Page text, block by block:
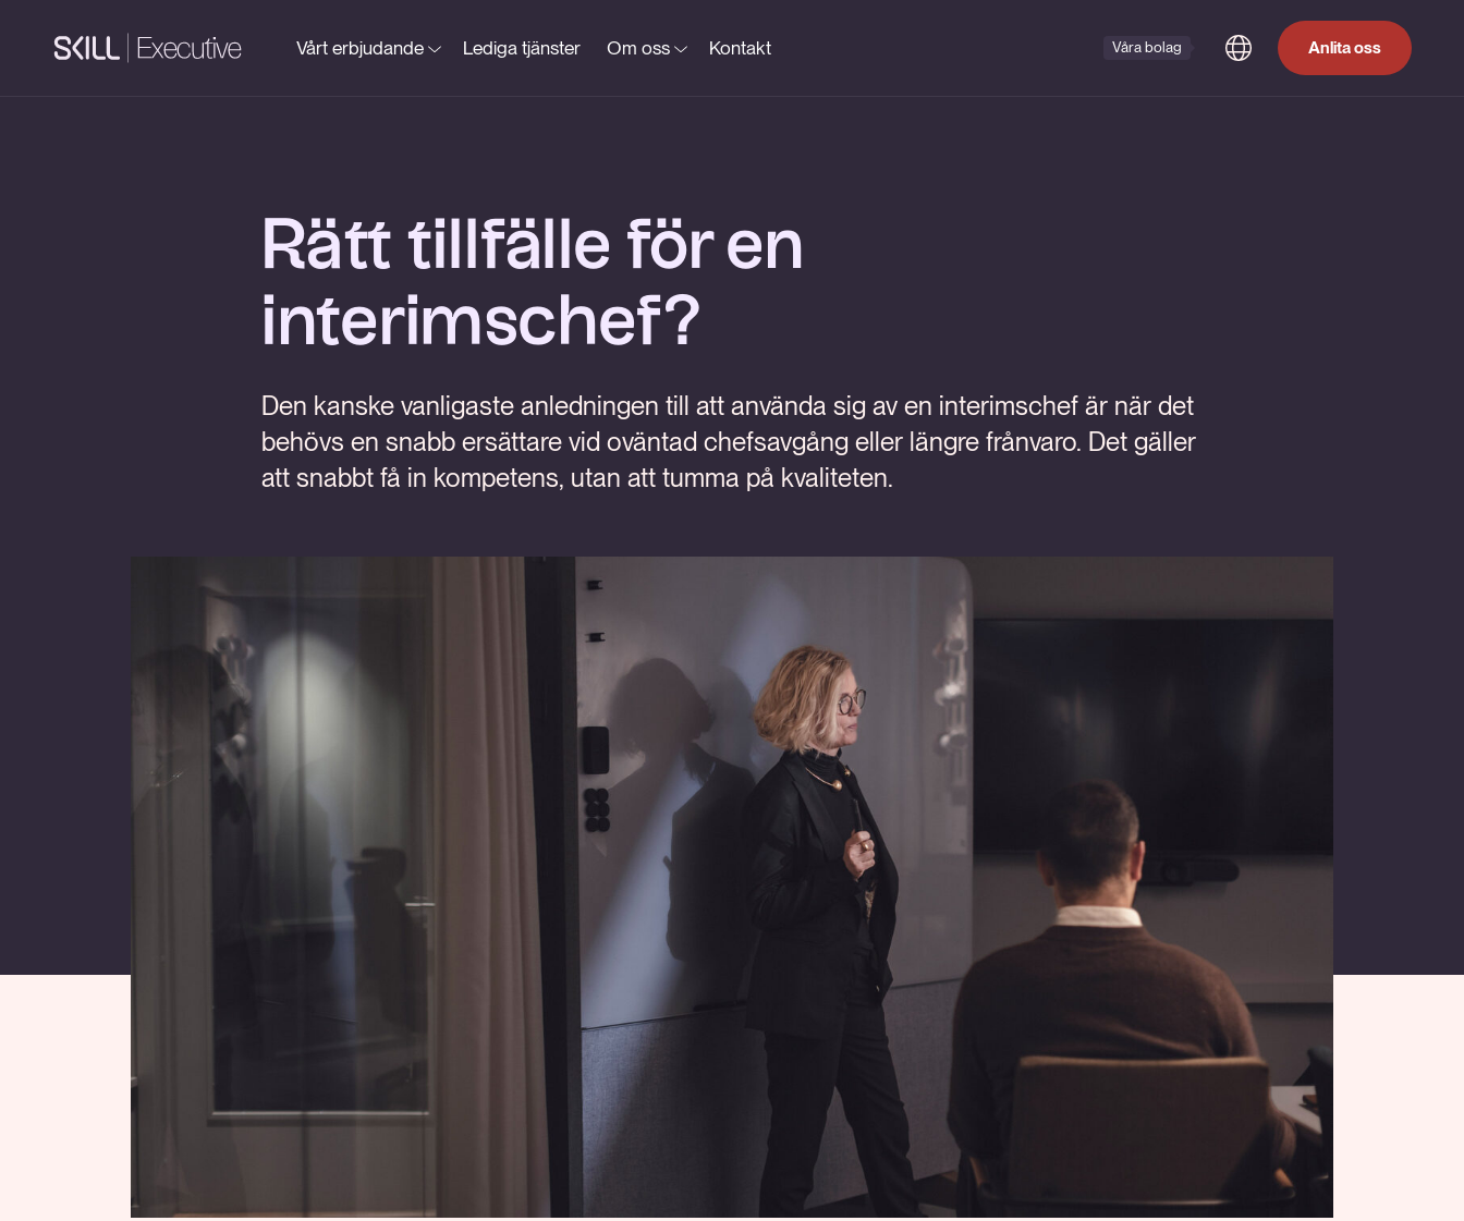
Vårt erbjudande Lediga tjänster Om oss Kontakt Våra bolag Anlita oss
Rätt tillfälle för en
interimschef?
Den kanske vanligaste anledningen till att använda sig av en interimschef är när det
behövs en snabb ersättare vid oväntad chefsavgång eller längre frånvaro. Det gäller
att snabbt få in kompetens, utan att tumma på kvaliteten.